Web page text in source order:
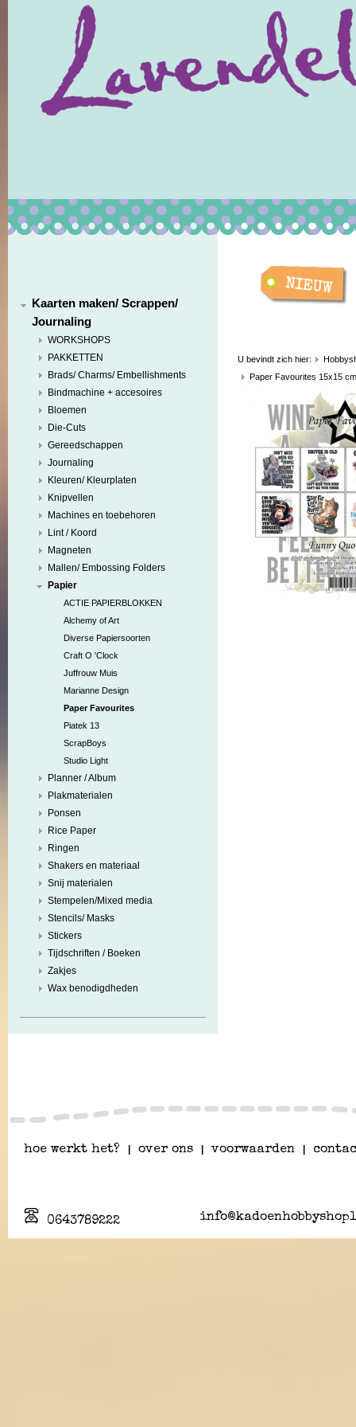
Kaarten maken/ Scrappen/
Journaling
WORKSHOPS
PAKKETTEN
Brads/ Charms/ Embellishments
Bindmachine + accesoires
Bloemen
Die-Cuts
Gereedschappen
Journaling
Kleuren/ Kleurplaten
Knipvellen
Machines en toebehoren
Lint / Koord
Magneten
Mallen/ Embossing Folders
Papier
ACTIE PAPIERBLOKKEN
Alchemy of Art
Diverse Papiersoorten
Craft O 'Clock
Juffrouw Muis
Marianne Design
Paper Favourites
Piatek 13
ScrapBoys
Studio Light
Planner / Album
Plakmaterialen
Ponsen
Rice Paper
Ringen
Shakers en materiaal
Snij materialen
Stempelen/Mixed media
Stencils/ Masks
Stickers
Tijdschriften / Boeken
Zakjes
Wax benodigdheden
U bevindt zich hier:
Paper Favourites 15x15
hoe werkt het? over ons voorwaarden
0643789222